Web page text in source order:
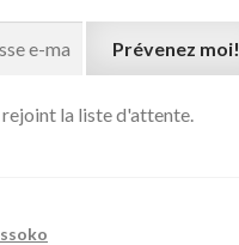
Prévenez moi!
rejoint la liste d'attente.